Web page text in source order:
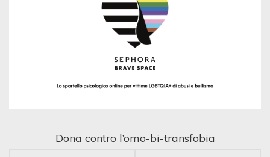
Dona contro l’omo-bi-transfobia